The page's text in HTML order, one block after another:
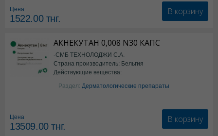
Цена
1522.00тнг.
В корзину
АКНЕКУТАН 0,008 N30 КАПС
-СМБ ТЕХНОЛОДЖИ С.А.
Страна производитель: Бельгия
Действующие вещества:
Изотретиноин
Раздел: Дерматологические препараты
Цена
13509.00тнг.
В корзину